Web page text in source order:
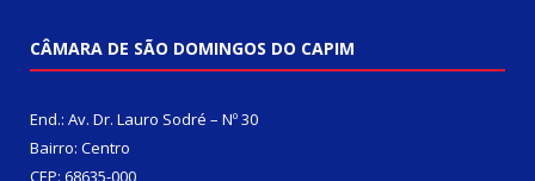
CÂMARA DE SÃO DOMINGOS DO CAPIM
End.: Av. Dr. Lauro Sodré – Nº 30
Bairro: Centro
CEP: 68635-000